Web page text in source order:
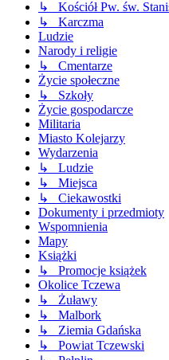
↳ Kościół Pw. św.
↳ Karczma
Ludzie
Narody i religie
↳ Cmentarze
Życie społeczne
↳ Szkoły
Życie gospodarcze
Militaria
Miasto Kolejarzy
Wydarzenia
↳ Ludzie
↳ Miejsca
↳ Ciekawostki
Dokumenty i przedmioty
Wspomnienia
Mapy
Książki
↳ Promocje książek
Okolice Tczewa
↳ Żuławy
↳ Malbork
↳ Ziemia Gdańska
↳ Powiat Tczewski